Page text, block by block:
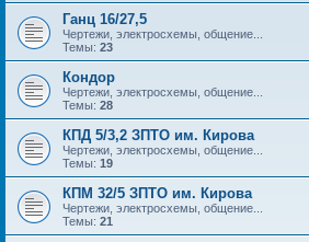
Ганц 16/27,5
Чертежи, электросхемы, общение...
Темы: 23
Кондор
Чертежи, электросхемы, общение...
Темы: 28
КПД 5/3,2 ЗПТО им. Кирова
Чертежи, электросхемы, общение...
Темы: 19
КПМ 32/5 ЗПТО им. Кирова
Чертежи, электросхемы, общение...
Темы: 21